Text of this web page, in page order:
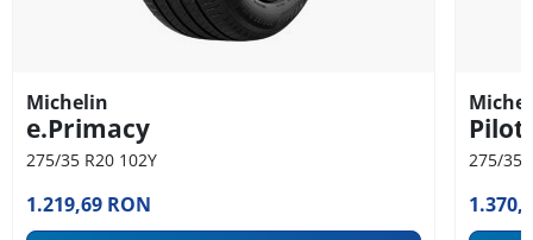
Michelin
e.Primacy
275/35 R20 102Y
1.219,69 RON
Pilot
275/35